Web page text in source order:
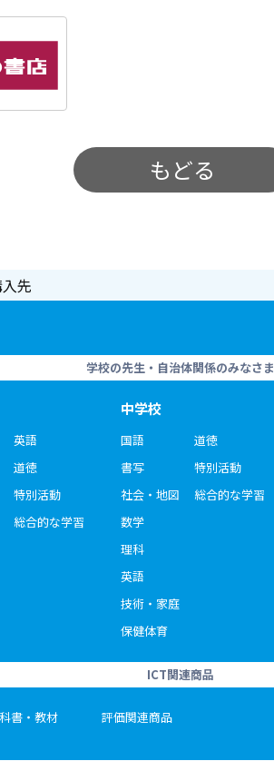
もどる
先
学校の先生・自治体関係のみなさま
英語
道徳
特別活動
総合的な学習
中学校
国語
書写
社会・地図
数学
理科
英語
技術・家庭
保健体育
道徳
特別活動
総合的な学習
ICT関連商品
書・教材 評価関連商品